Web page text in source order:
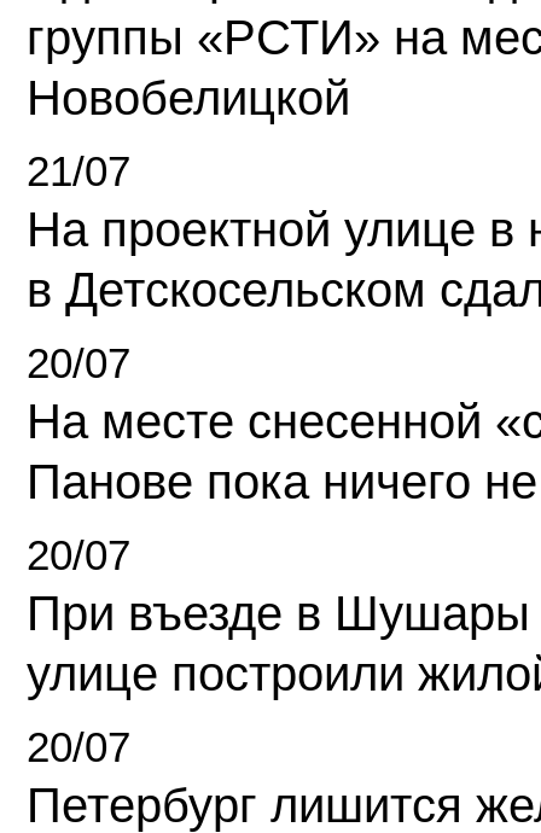
группы «РСТИ» на
Новобелицкой
21/07
На проектной улице
в Детскосельском
20/07
На месте снесенной
Панове пока ничего
20/07
При въезде в Шушары
улице построили
20/07
Петербург лишится